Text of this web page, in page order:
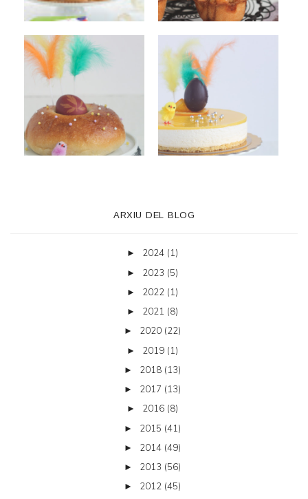
ARXIU DEL BLOG
► 2024 (1)
► 2023 (5)
► 2022 (1)
► 2021 (8)
► 2020 (22)
► 2019 (1)
► 2018 (13)
► 2017 (13)
► 2016 (8)
► 2015 (41)
► 2014 (49)
► 2013 (56)
► 2012 (45)